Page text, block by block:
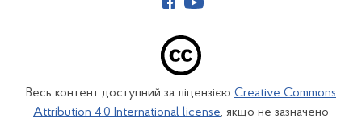
Весь контент доступний за ліцензією Creative Commons
Attribution 4.0 International license, якщо не зазначено